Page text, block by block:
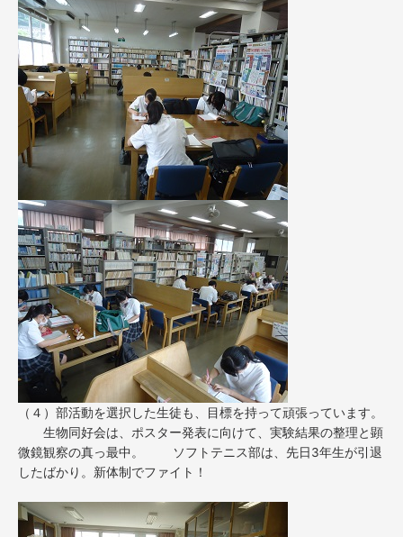
（４）部活動を選択した生徒も、目標を持って頑張っています。
生物同好会は、ポスター発表に向けて、実験結果の整理と顕
微鏡観察の真っ最中。 ソフトテニス部は、先日3年生が引退
したばかり。新体制でファイト！